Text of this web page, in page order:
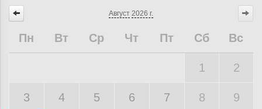
Август 2026 г.
Пн Вт Ср Чт Пт Сб Вс
1 2
3 4 5 6 7 8 9